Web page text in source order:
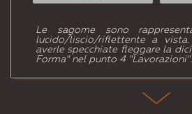
Le sagome sono
lucido/liscio/riflettente a
averle specchiate fleggare la
Forma" nel punto 4 "Lavorazioni".